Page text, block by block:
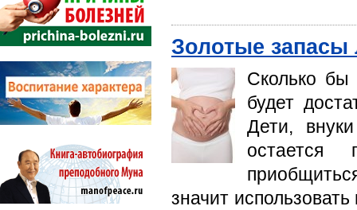
Золотые
Сколько бы
будет
Дети,
остается
значит